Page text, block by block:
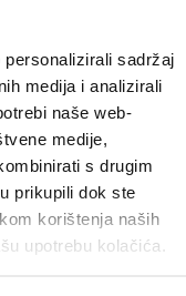
sadržaj
medija i analizirali
naše web-
medije,
s drugim
prikupili dok ste
korištenja naših
upotrebu kolačića.